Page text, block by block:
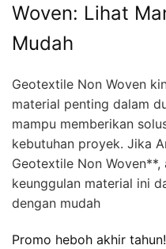
Woven: Lihat
Mudah
Geotextile Non Woven
material penting dalam
mampu memberikan
kebutuhan proyek. Jika
Geotextile Non
keunggulan material ini
dengan mudah
Promo heboh akhir